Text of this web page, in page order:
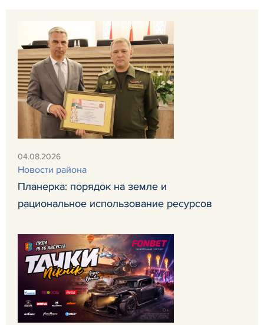
04.08.2026
Новости района
Планерка: порядок на земле и
рациональное использование ресурсов